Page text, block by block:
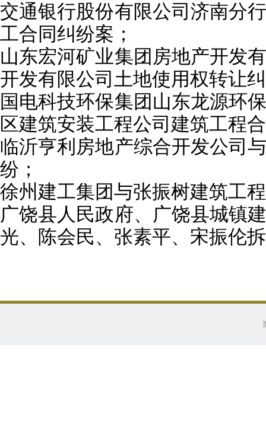
交通银行股份有限公司济南分
工合同纠纷案；
山东宏河矿业集团房地产开发
开发有限公司土地使用权转让
国电科技环保集团山东龙源环
区建筑安装工程公司建筑工程
临沂亨利房地产综合开发公司
纷；
徐州建工集团与张振树建筑工
广饶县人民政府、广饶县城镇
光、陈会民、张素平、宋振伦